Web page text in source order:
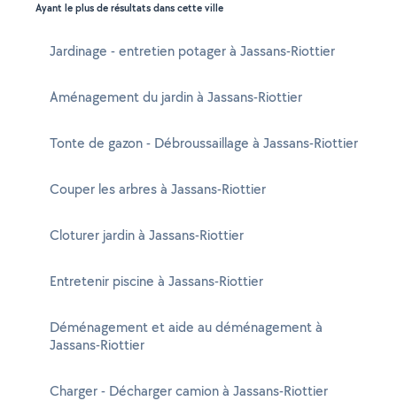
Ayant le plus de résultats dans cette ville
Jardinage - entretien potager à Jassans-Riottier
Aménagement du jardin à Jassans-Riottier
Tonte de gazon - Débroussaillage à Jassans-Riottier
Couper les arbres à Jassans-Riottier
Cloturer jardin à Jassans-Riottier
Entretenir piscine à Jassans-Riottier
Déménagement et aide au déménagement à
Jassans-Riottier
Charger - Décharger camion à Jassans-Riottier